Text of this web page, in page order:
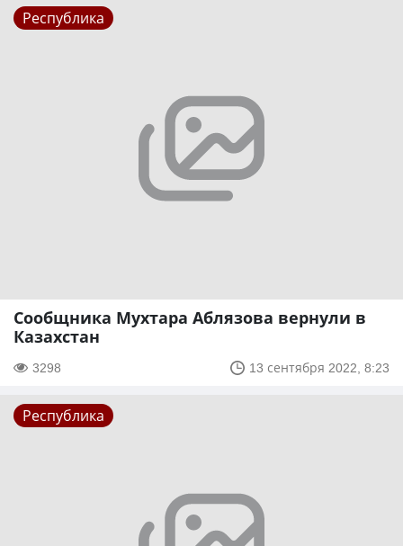
Республика
Сообщника Мухтара Аблязова вернули в
Казахстан
3298 13 сентября 2022, 8:23
Республика